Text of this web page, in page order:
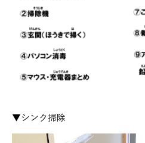
▼シンク掃除